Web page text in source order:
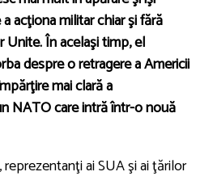
acţiona militar chiar şi fără
În acelaşi timp, el
despre o retragere a Americii
mai clară a
NATO care intră într-o nouă
ai SUA şi ai ţărilor